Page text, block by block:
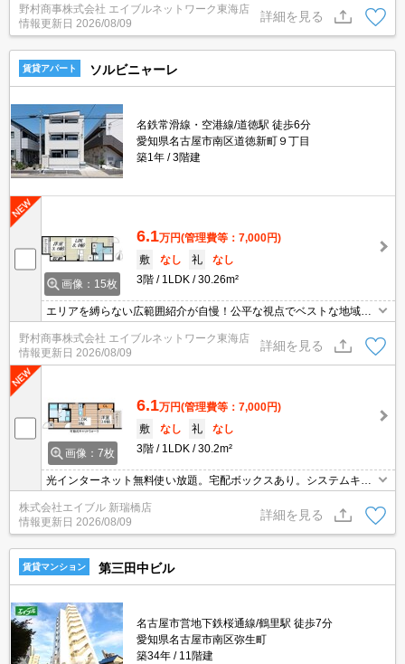
野村商事株式会社 エイブルネットワーク東海店
情報更新日 2026/08/09
詳細を見る
賃貸アパート ソルビニャーレ
名鉄常滑線・空港線/道徳駅 徒歩6分
愛知県名古屋市南区道徳新町９丁目
築1年
3階建
画像：15枚
6.1万円(管理費等：7,000円)
敷
なし 礼
なし
3階
1LDK 30.26m²
エリアを縛らない広範囲紹介が自慢！公平な視点でベストな地域を
野村商事株式会社 エイブルネットワーク東海店
情報更新日 2026/08/09
詳細を見る
画像：7枚
6.1万円(管理費等：7,000円)
敷
なし 礼
なし
3階
1LDK 30.2m²
光インターネット無料使い放題。宅配ボックスあり。システムキッ
ス。保証会社要(初回月総額80％、864円/月、更新料10,000円)。
株式会社エイブル 新瑞橋店
情報更新日 2026/08/09
詳細を見る
賃貸マンション 第三田中ビル
名古屋市営地下鉄桜通線/鶴里駅 徒歩7分
愛知県名古屋市南区弥生町
築34年
11階建